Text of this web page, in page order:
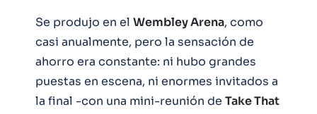
Se produjo en el Wembley Arena, como
casi anualmente, pero la sensación de
ahorro era constante: ni hubo grandes
puestas en escena, ni enormes invitados a
la final -con una mini-reunión de Take That